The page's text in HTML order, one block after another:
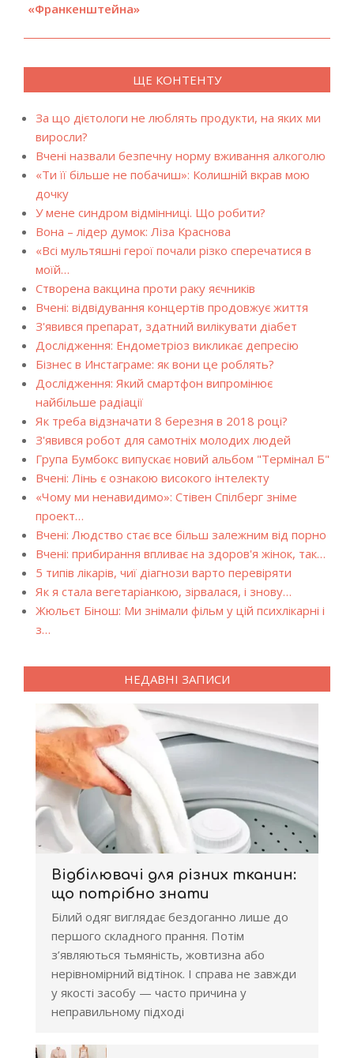
«Франкенштейна»
ЩЕ КОНТЕНТУ
За що дієтологи не люблять продукти, на яких ми
виросли?
Вчені назвали безпечну норму вживання алкоголю
«Ти її більше не побачиш»: Колишній вкрав мою
дочку
У мене синдром відмінниці. Що робити?
Вона – лідер думок: Ліза Краснова
«Всі мультяшні герої почали різко сперечатися в
моїй…
Створена вакцина проти раку яєчників
Вчені: відвідування концертів продовжує життя
З'явився препарат, здатний вилікувати діабет
Дослідження: Ендометріоз викликає депресію
Бізнес в Инстаграме: як вони це роблять?
Дослідження: Який смартфон випромінює
найбільше радіації
Як треба відзначати 8 березня в 2018 році?
З'явився робот для самотніх молодих людей
Група Бумбокс випускає новий альбом "Термінал Б"
Вчені: Лінь є ознакою високого інтелекту
«Чому ми ненавидимо»: Стівен Спілберг зніме
проект…
Вчені: Людство стає все більш залежним від порно
Вчені: прибирання впливає на здоров'я жінок, так…
5 типів лікарів, чиї діагнози варто перевіряти
Як я стала вегетаріанкою, зірвалася, і знову…
Жюльєт Бінош: Ми знімали фільм у цій психлікарні і
з…
НЕДАВНІ ЗАПИСИ
Відбілювачі для різних тканин:
що потрібно знати
Білий одяг виглядає бездоганно лише до
першого складного прання. Потім
з’являються тьмяність, жовтизна або
нерівномірний відтінок. І справа не завжди
у якості засобу — часто причина у
неправильному підході